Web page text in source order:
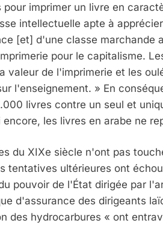
pour imprimer un livre en
intellectuelle apte à
[et] d'une classe marchande
pour le capitalisme.
valeur de l'imprimerie et les
l'enseignement. » En
livres contre un seul et
encore, les livres en arabe ne
du XIXe siècle n'ont pas
tentatives ultérieures ont
pouvoir de l'État dirigée par
d'assurance des dirigeants
des hydrocarbures « ont
2025, L’année La
FRANCE ISRAÉL